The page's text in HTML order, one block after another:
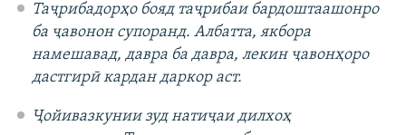
Таҷрибадорҳо бояд таҷрибаи бардоштаашонро
ба ҷавонон супоранд. Албатта, якбора
намешавад, давра ба давра, лекин ҷавонҳоро
дастгирӣ кардан даркор аст.
Ҷойивазкунии зуд натиҷаи дилхоҳ